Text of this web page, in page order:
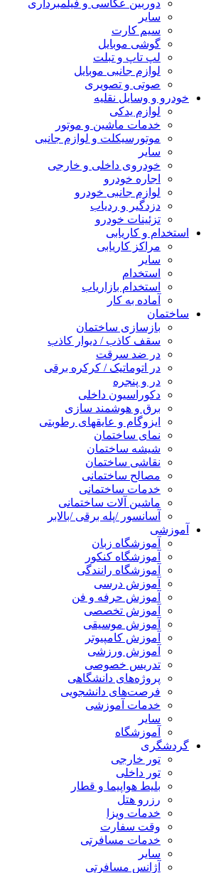
دوربین عکاسی و فیلمبرداری
سایر
سیم کارت
گوشی موبایل
لپ تاپ و تبلت
لوازم جانبی موبایل
صوتی و تصویری
خودرو و وسایل نقلیه
لوازم یدکی
خدمات ماشین و موتور
موتورسیکلت و لوازم جانبی
سایر
خودروی داخلی و خارجی
اجاره خودرو
لوازم جانبی خودرو
دزدگیر و ردیاب
تزئینات خودرو
استخدام و کاریابی
مراکز کاریابی
سایر
استخدام
استخدام بازاریاب
آماده به کار
ساختمان
بازسازی ساختمان
سقف کاذب / دیوار کاذب
در ضد سرقت
در اتوماتیک / کرکره برقی
در و پنجره
دکوراسیون داخلی
برق و هوشمند سازی
ایزوگام و عایقهای رطوبتی
نمای ساختمان
شیشه ساختمان
نقاشی ساختمان
مصالح ساختمانی
خدمات ساختمانی
ماشین آلات ساختمانی
آسانسور /پله برقی /بالابر
آموزشی
آموزشگاه زبان
آموزشگاه کنکور
آموزشگاه رانندگی
آموزش درسی
آموزش حرفه و فن
آموزش تخصصی
آموزش موسیقی
آموزش کامپیوتر
آموزش ورزشی
تدریس خصوصی
پروژه‌های دانشگاهی
فرصت‌های دانشجویی
خدمات آموزشی
سایر
آموزشگاه
گردشگری
تور خارجی
تور داخلی
بلیط هواپیما و قطار
رزرو هتل
خدمات ویزا
وقت سفارت
خدمات مسافرتی
سایر
آژانس مسافرتی